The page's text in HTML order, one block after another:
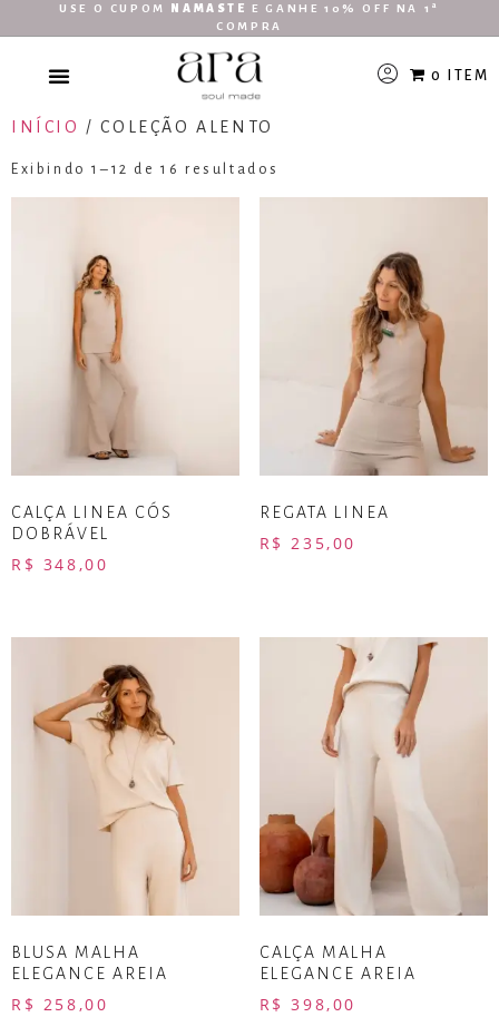
USE O CUPOM NAMASTE
E GANHE 10% OFF NA 1ª
COMPRA
0 ITEM
INÍCIO / COLEÇÃO ALENTO
Exibindo 1–12 de 16 resultados
CALÇA LINEA CÓS
DOBRÁVEL
R$ 348,00
REGATA LINEA
R$ 235,00
BLUSA MALHA
ELEGANCE AREIA
R$ 258,00
CALÇA MALHA
ELEGANCE AREIA
R$ 398,00